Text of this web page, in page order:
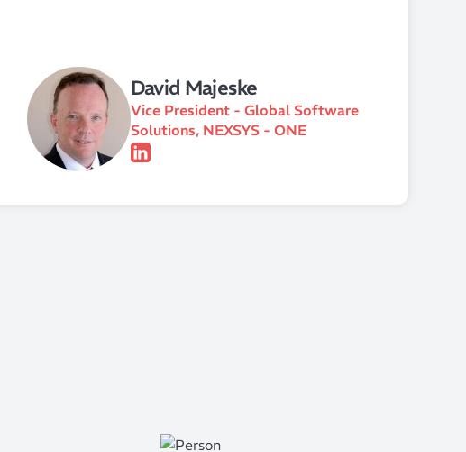
David Majeske
Vice President - Global Software
Solutions, NEXSYS - ONE